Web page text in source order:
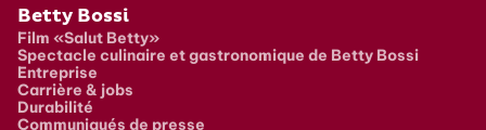
Pied de page
Betty Bossi
Film «Salut Betty»
Spectacle culinaire et gastronomique de Betty Bossi
Entreprise
Carrière & jobs
Durabilité
Communiqués de presse